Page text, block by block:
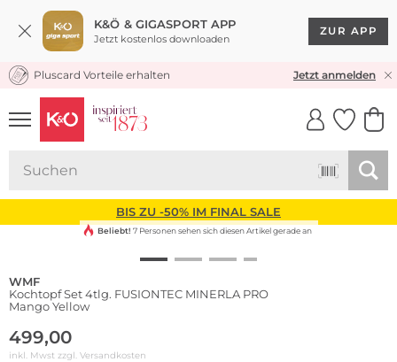
K&Ö & GIGASPORT APP
Jetzt kostenlos downloaden
ZUR APP
KOSTENLOSER VERSAND* & RÜCKVERSAND
Pluscard Vorteile erhalten Jetzt anmelden
UNSERE APP
CLICK &
BIS ZU -50% IM FINAL SALE
Beliebt! 7 Personen sehen sich diesen Artikel gerade an
WMF
Kochtopf Set 4tlg. FUSIONTEC MINERLA PRO
Mango Yellow
499,00
inkl. Mwst zzgl. Versandkosten